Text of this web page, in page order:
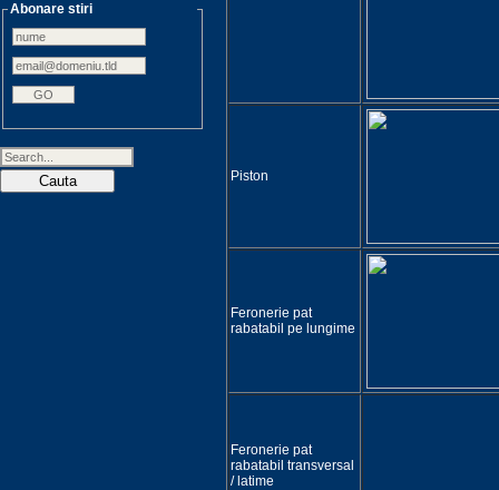
Abonare stiri
Piston
Feronerie pat
rabatabil pe lungime
Feronerie pat
rabatabil transversal
/ latime